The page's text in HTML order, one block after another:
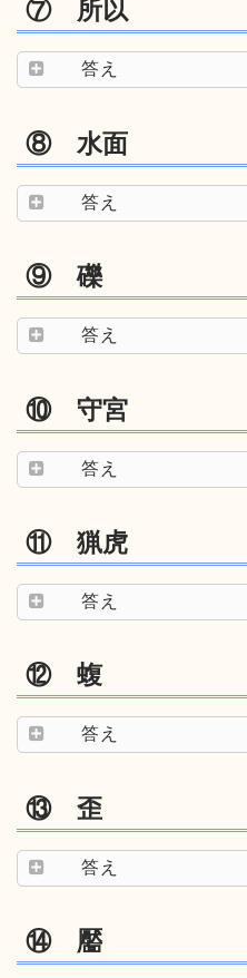
⑦ 所以
答え
⑧ 水面
答え
⑨ 礫
答え
⑩ 守宮
答え
⑪ 猟虎
答え
⑫ 蝮
答え
⑬ 歪
答え
⑭ 靨